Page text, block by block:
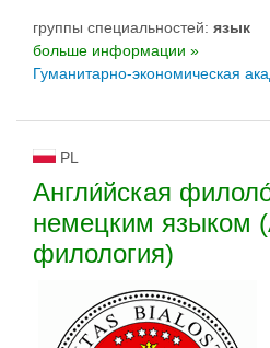
группы специальностей: язык
больше информации »
Гуманитарно-экономическая
PL
Англи́йская
немецким языком
филология)